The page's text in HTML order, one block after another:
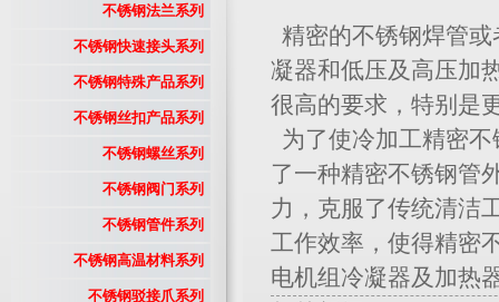
不锈钢法兰系列
不锈钢快速接头系列
不锈钢特殊产品系列
不锈钢丝扣产品系列
不锈钢螺丝系列
不锈钢阀门系列
不锈钢管件系列
不锈钢高温材料系列
不锈钢驳接爪系列
精密的不锈钢焊管
凝器和低压及高压加
很高的要求，特别是
为了使冷加工精密
了一种精密不锈钢管
力，克服了传统清洁
工作效率，使得精密
电机组冷凝器及加热